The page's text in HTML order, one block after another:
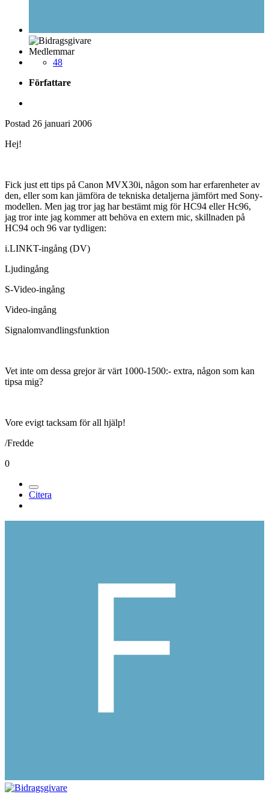
Medlemmar
48
Författare
Postad 26 januari 2006
Hej!
Fick just ett tips på Canon MVX30i, någon som har erfarenheter av
den, eller som kan jämföra de tekniska detaljerna jämfört med Sony-
modellen. Men jag tror jag har bestämt mig för HC94 eller Hc96,
jag tror inte jag kommer att behöva en extern mic, skillnaden på
HC94 och 96 var tydligen:
i.LINKT-ingång (DV)
Ljudingång
S-Video-ingång
Video-ingång
Signalomvandlingsfunktion
Vet inte om dessa grejor är värt 1000-1500:- extra, någon som kan
tipsa mig?
Vore evigt tacksam för all hjälp!
/Fredde
0
Citera